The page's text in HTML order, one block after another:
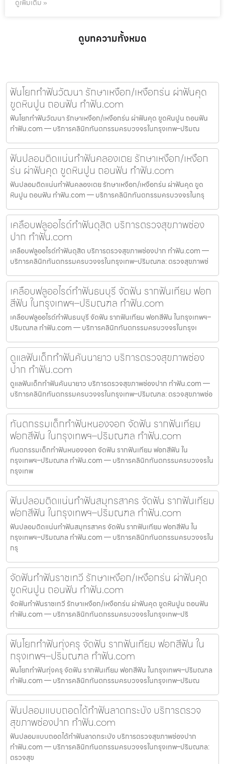
ดูเพิ่มเติม »
ดูบทความทั้งหมด
ฟันโยกทำฟันวัฒนา รักษาเหงือก/เหงือกร่น ผ่าฟันคุด
ขูดหินปูน ถอนฟัน ทำฟัน.com
ฟันโยกทำฟันวัฒนา รักษาเหงือก/เหงือกร่น ผ่าฟันคุด ขูดหินปูน ถอนฟัน
ทำฟัน.com — บริการคลินิกทันตกรรมครบวงจรในกรุงเทพ–ปริมณ
ฟันปลอมติดแน่นทำฟันคลองเตย รักษาเหงือก/เหงือก
ร่น ผ่าฟันคุด ขูดหินปูน ถอนฟัน ทำฟัน.com
ฟันปลอมติดแน่นทำฟันคลองเตย รักษาเหงือก/เหงือกร่น ผ่าฟันคุด ขูด
หินปูน ถอนฟัน ทำฟัน.com — บริการคลินิกทันตกรรมครบวงจรในกรุ
เคลือบฟลูออไรด์ทำฟันดุสิต บริการตรวจสุขภาพช่อง
ปาก ทำฟัน.com
เคลือบฟลูออไรด์ทำฟันดุสิต บริการตรวจสุขภาพช่องปาก ทำฟัน.com —
บริการคลินิกทันตกรรมครบวงจรในกรุงเทพ–ปริมณฑล: ตรวจสุขภาพช่
เคลือบฟลูออไรด์ทำฟันธนบุรี จัดฟัน รากฟันเทียม ฟอก
สีฟัน ในกรุงเทพฯ–ปริมณฑล ทำฟัน.com
เคลือบฟลูออไรด์ทำฟันธนบุรี จัดฟัน รากฟันเทียม ฟอกสีฟัน ในกรุงเทพฯ–
ปริมณฑล ทำฟัน.com — บริการคลินิกทันตกรรมครบวงจรในกรุงเ
ดูแลฟันเด็กทำฟันคันนายาว บริการตรวจสุขภาพช่อง
ปาก ทำฟัน.com
ดูแลฟันเด็กทำฟันคันนายาว บริการตรวจสุขภาพช่องปาก ทำฟัน.com —
บริการคลินิกทันตกรรมครบวงจรในกรุงเทพ–ปริมณฑล: ตรวจสุขภาพช่อ
ทันตกรรมเด็กทำฟันหนองจอก จัดฟัน รากฟันเทียม
ฟอกสีฟัน ในกรุงเทพฯ–ปริมณฑล ทำฟัน.com
ทันตกรรมเด็กทำฟันหนองจอก จัดฟัน รากฟันเทียม ฟอกสีฟัน ใน
กรุงเทพฯ–ปริมณฑล ทำฟัน.com — บริการคลินิกทันตกรรมครบวงจรใน
กรุงเทพ
ฟันปลอมติดแน่นทำฟันสมุทรสาคร จัดฟัน รากฟันเทียม
ฟอกสีฟัน ในกรุงเทพฯ–ปริมณฑล ทำฟัน.com
ฟันปลอมติดแน่นทำฟันสมุทรสาคร จัดฟัน รากฟันเทียม ฟอกสีฟัน ใน
กรุงเทพฯ–ปริมณฑล ทำฟัน.com — บริการคลินิกทันตกรรมครบวงจรใน
กรุ
จัดฟันทำฟันราชเทวี รักษาเหงือก/เหงือกร่น ผ่าฟันคุด
ขูดหินปูน ถอนฟัน ทำฟัน.com
จัดฟันทำฟันราชเทวี รักษาเหงือก/เหงือกร่น ผ่าฟันคุด ขูดหินปูน ถอนฟัน
ทำฟัน.com — บริการคลินิกทันตกรรมครบวงจรในกรุงเทพ–ปริ
ฟันโยกทำฟันทุ่งครุ จัดฟัน รากฟันเทียม ฟอกสีฟัน ใน
กรุงเทพฯ–ปริมณฑล ทำฟัน.com
ฟันโยกทำฟันทุ่งครุ จัดฟัน รากฟันเทียม ฟอกสีฟัน ในกรุงเทพฯ–ปริมณฑล
ทำฟัน.com — บริการคลินิกทันตกรรมครบวงจรในกรุงเทพ–ปริมณ
ฟันปลอมแบบถอดได้ทำฟันลาดกระบัง บริการตรวจ
สุขภาพช่องปาก ทำฟัน.com
ฟันปลอมแบบถอดได้ทำฟันลาดกระบัง บริการตรวจสุขภาพช่องปาก
ทำฟัน.com — บริการคลินิกทันตกรรมครบวงจรในกรุงเทพ–ปริมณฑล:
ตรวจสุข